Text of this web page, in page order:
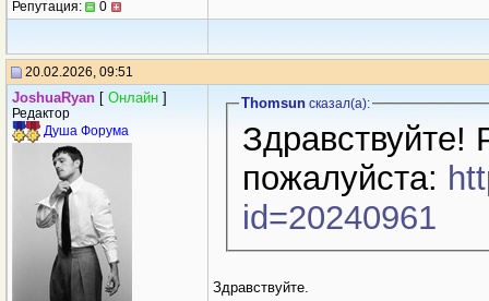
Репутация:
0
20.02.2026, 09:51
JoshuaRyan [ Онлайн ]
Редактор
Душа Форума
Thomsunсказал(a):
пожалуйста:
id=20240961
Здравствуйте.